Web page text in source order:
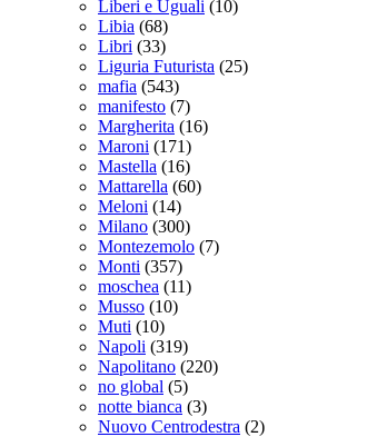
Liberi e Uguali (10)
Libia (68)
Libri (33)
Liguria Futurista (25)
mafia (543)
manifesto (7)
Margherita (16)
Maroni (171)
Mastella (16)
Mattarella (60)
Meloni (14)
Milano (300)
Montezemolo (7)
Monti (357)
moschea (11)
Musso (10)
Muti (10)
Napoli (319)
Napolitano (220)
no global (5)
notte bianca (3)
Nuovo Centrodestra (2)